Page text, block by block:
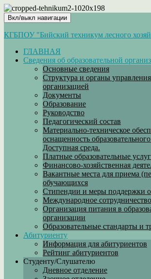
Вкл/выкл навигации
КГБПОУ "Бийский техникум лесного
ГЛАВНАЯ
Сведения об образовательной
Основные сведения
Структура и органы
организацией
Документы
Образование
Руководство
Педагогический состав
Материально-техническое
оснащенность
Доступная среда.
Платные образовательные
Финансово-хозяйственная
Вакантные места для приема
обучающихся
Стипендии и меры поддержки
Международное сотрудничество
Организация питания в
организации
Образовательные стандарты и
Абитуриенту
Информация для абитуриентов
Рейтинг абитуриентов
Студенту/Слушателю
Дневное отделение